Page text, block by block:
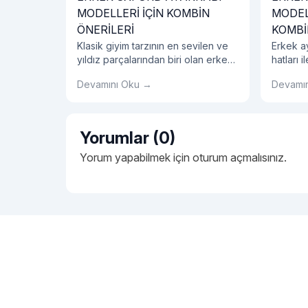
MODELLERİ İÇİN KOMBİN
ÖNERİLERİ
Klasik giyim tarzının en sevilen ve
yıldız parçalarından biri olan erkek
sizlerle! İster özel günler için
erkek oxford ayakkabı
kombinlerini incelemeye ne
dersiniz?
Devamını Oku →
Erkek
hatları
Erkek
Yorumlar (0)
Yorum yapabilmek için oturum açmalısınız.